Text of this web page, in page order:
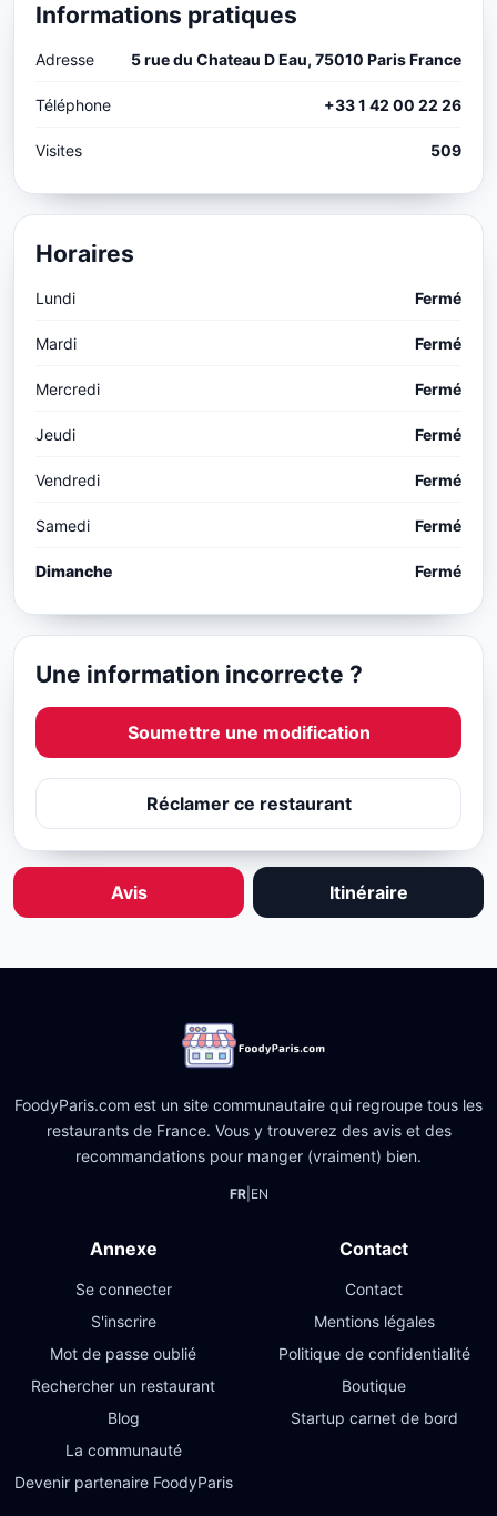
Informations pratiques
Adresse 5 rue du Chateau D Eau, 75010 Paris France
Téléphone +33 1 42 00 22 26
Visites 509
Horaires
Lundi Fermé
Mardi Fermé
Mercredi Fermé
Jeudi Fermé
Vendredi Fermé
Samedi Fermé
Dimanche Fermé
Une information incorrecte ?
Soumettre une modification
Réclamer ce restaurant
Avis Itinéraire
FoodyParis.com est un site communautaire qui regroupe tous les
restaurants de France. Vous y trouverez des avis et des
recommandations pour manger (vraiment) bien.
FR| EN
Annexe
Se connecter
S'inscrire
Mot de passe oublié
Rechercher un restaurant
Blog
La communauté
Devenir partenaire FoodyParis
Contact
Contact
Mentions légales
Politique de confidentialité
Boutique
Startup carnet de bord